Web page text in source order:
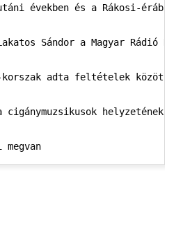
években és a Rákosi-érában
Sándor a Magyar Rádió
korszak adta feltételek között
helyzetének